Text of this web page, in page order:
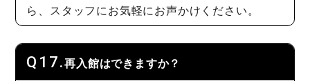
ら、スタッフにお気軽にお声かけください。
再入館はできますか？